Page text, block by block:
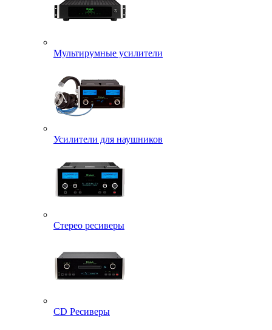
Мультирумные усилители
Усилители для наушников
Стерео ресиверы
CD Ресиверы